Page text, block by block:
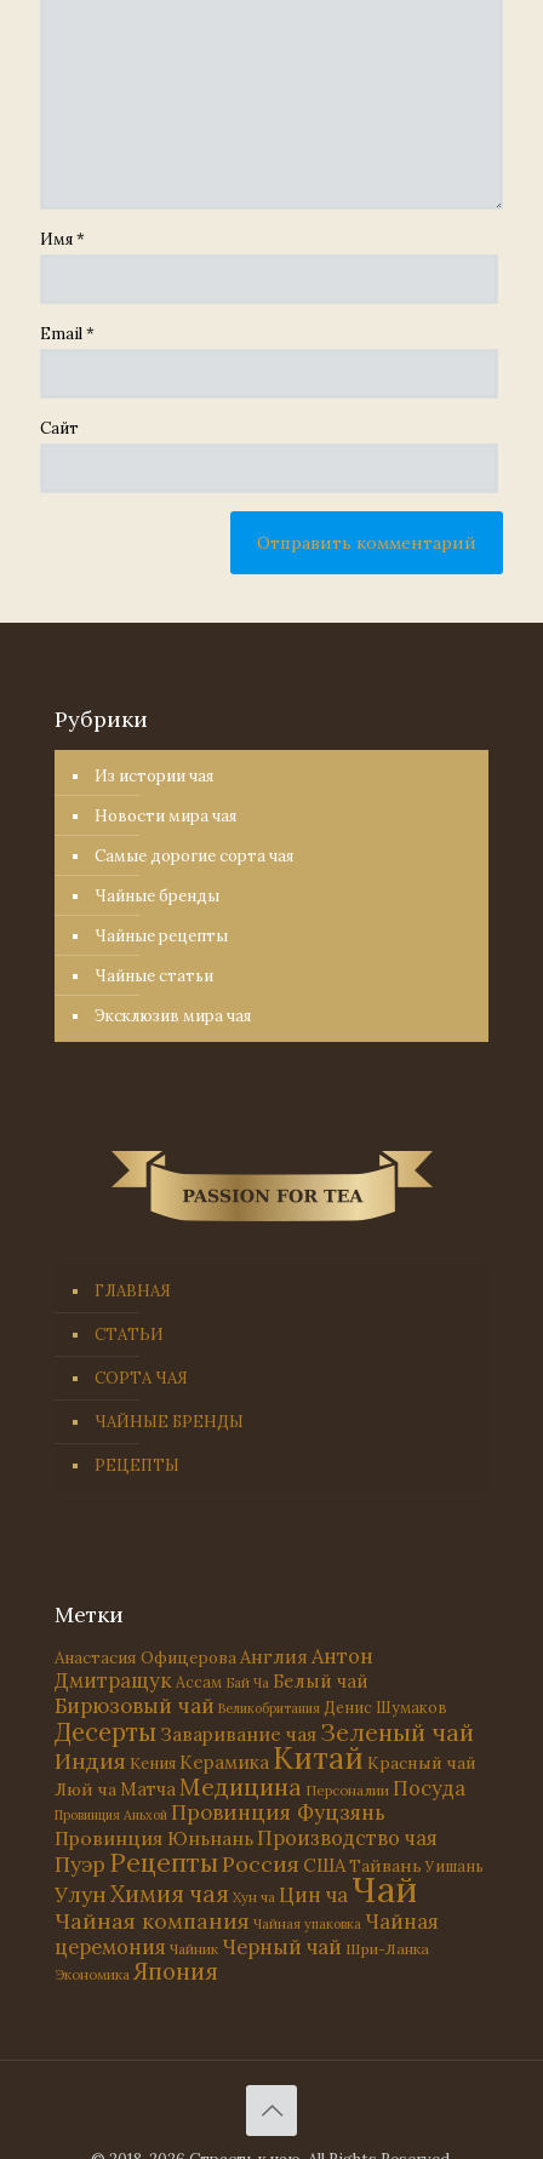
Имя*
Email*
Сайт
Рубрики
Из истории чая
Новости мира чая
Самые дорогие сорта чая
Чайные бренды
Чайные рецепты
Чайные статьи
Эксклюзив мира чая
ГЛАВНАЯ
СТАТЬИ
СОРТА ЧАЯ
ЧАЙНЫЕ БРЕНДЫ
РЕЦЕПТЫ
Метки
Анастасия ОфицероваАнглия Антон
Дмитращук Ассам Бай Ча Белый чай
Бирюзовый чай Великобритания Денис Шумаков
Десерты Заваривание чая Зеленый чай
Индия Кения Керамика Китай Красный чай
Люй ча МатчаМедицина Персоналии Посуда
Провинция Аньхой Провинция Фуцзянь
Провинция Юньнань Производство чая
Пуэр РецептыРоссия СШАТайвань Уишань
УлунХимия чая Хун ча Цин чаЧай
Чайная компания Чайная упаковка Чайная
церемония Чайник Черный чай Шри-Ланка
Экономика Япония